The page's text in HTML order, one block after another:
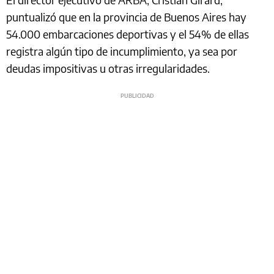
puntualizó que en la provincia de Buenos Aires hay
54.000 embarcaciones deportivas y el 54% de ellas
registra algún tipo de incumplimiento, ya sea por
deudas impositivas u otras irregularidades.